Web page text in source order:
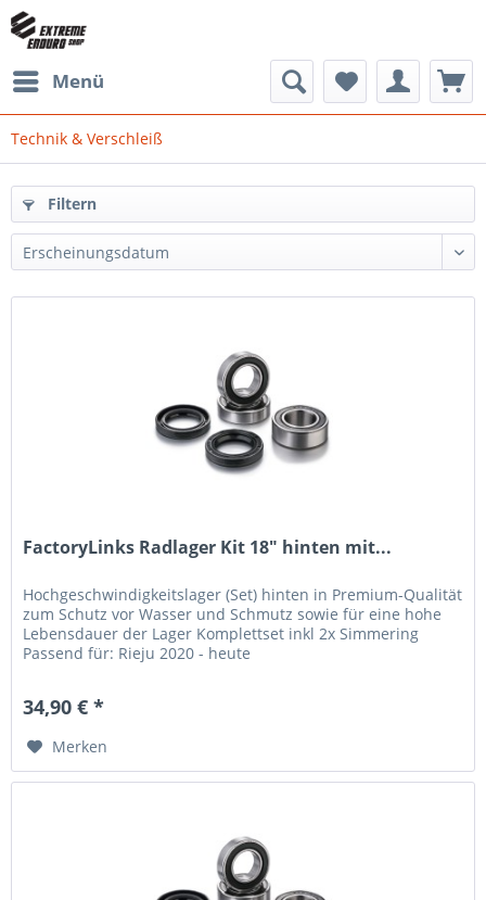
Menü
Technik & Verschleiß
Filtern
FactoryLinks Radlager Kit 18" hinten mit...
Hochgeschwindigkeitslager (Set) hinten in Premium-Qualität
zum Schutz vor Wasser und Schmutz sowie für eine hohe
Lebensdauer der Lager Komplettset inkl 2x Simmering
Passend für: Rieju 2020 - heute
34,90 € *
Merken